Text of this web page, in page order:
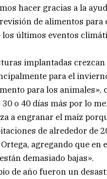
hacer gracias a la
de alimentos
los últimos eventos
implantadas
para el
para los animales»,
o 40 días más por lo
a engranar el maíz
de alrededor
agregando que
demasiado bajas».
de año fueron un